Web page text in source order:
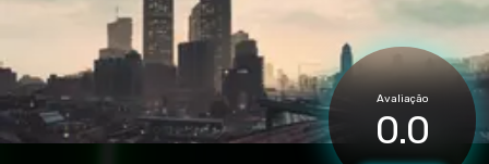
Avaliação
0.0
Versão do Jogo *
all (1496158504_106654.rar)
Download (23.89 Mb)